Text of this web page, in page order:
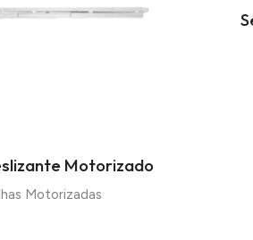
Motorizado
Motorizadas